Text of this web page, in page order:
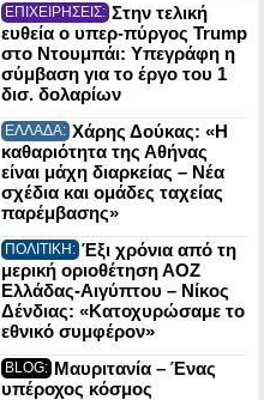
ΕΠΙΧΕΙΡΗΣΕΙΣ: Στην τελική
ευθεία ο υπερ-πύργος Trump
στο Ντουμπάι: Υπεγράφη η
σύμβαση για το έργο του 1
δισ. δολαρίων
ΕΛΛΑΔΑ: Χάρης Δούκας: «Η
καθαριότητα της Αθήνας
είναι μάχη διαρκείας – Νέα
σχέδια και ομάδες ταχείας
παρέμβασης»
ΠΟΛΙΤΙΚΗ: Έξι χρόνια από τη
μερική οριοθέτηση ΑΟΖ
Ελλάδας-Αιγύπτου – Νίκος
Δένδιας: «Κατοχυρώσαμε το
εθνικό συμφέρον»
BLOG: Μαυριτανία – Ένας
υπέροχος κόσμος